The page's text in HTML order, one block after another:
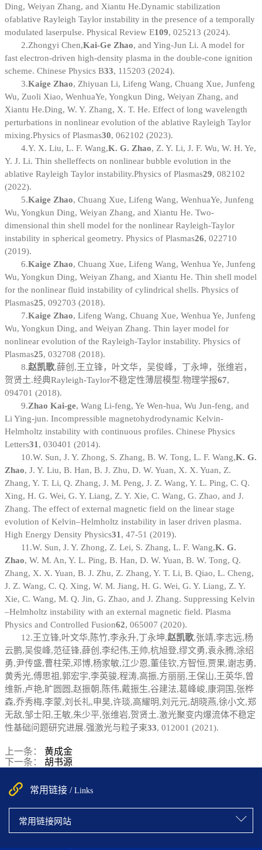
Ding, Weiyan Zhang, and Xiantu He.Dynamic stabilization
ofablative Rayleigh Taylor instability in the presence of a temporally
modulated laserpulse. Physical Review E109, 025213 (2024).
2.Zhongyi Chen,Kai-Ge Zhao, and Ying-Jun Li. A model for
fast electron-driven high-density plasma in the double-cone ignition
scheme. Chinese Physics B33, 115203 (2024).
3.Kaige Zhao, Zhiyuan Li, Lifeng Wang, Chuang Xue, Junfeng
Wu, Zuoli Xiao, WenhuaYe, Yongkun Ding, Weiyan Zhang, and
Xiantu He.Ding, W. Y. Zhang, X. T. He. Effect of long wavelength
perturbations in nonlinear evolution of the ablative Rayleigh Taylor
mixing.Physics of Plasmas30, 062102 (2023).
4.Y. X. Liu, L. F. Wang,K. G. Zhao, Z. Y. Li, J. F. Wu, W. H. Ye,
Y. J. Li. Thin shelleffects on nonlinear bubble evolution in the
ablative Rayleigh Taylor instability.Physics of Plasmas29, 082102
(2022).
5.Kaige Zhao, Chuang Xue, Lifeng Wang, WenhuaYe, Junfeng
Wu, Yongkun Ding, Weiyan Zhang, and Xiantu He. Two-
dimensional thin shell model for the nonlinear Rayleigh-Taylor
instability in spherical geometry. Physics of Plasmas26, 022710
(2019).
6.Kaige Zhao, Chuang Xue, Lifeng Wang, Wenhua Ye, Junfeng
Wu, Yongkun Ding, Weiyan Zhang, and Xiantu He. Thin shell model
for the nonlinear fluid instability of cylindrical shells. Physics of
Plasmas25, 092703 (2018).
7.Kaige Zhao, Lifeng Wang, Chuang Xue, Wenhua Ye, Junfeng
Wu, Yongkun Ding, and Weiyan Zhang. Thin layer model for
nonlinear evolution of the Rayleigh-Taylor instability. Physics of
Plasmas25, 032708 (2018).
8.赵凯歌,薛创 ,王立锋，叶文华，吴俊峰，丁永坤，张维岩，
贺贤土.经典Rayleigh-Taylor不稳定性薄层模型.物理学报67,
094701 (2018).
9.Zhao Kai-ge, Wang Li-feng, Ye Wen-hua, Wu Jun-feng, and
Li Ying-jun. Incompressible magnetohydrodynamic Kelvin-
Helmholtz instability with continuous profiles. Chinese Physics
Letters31, 030401 (2014).
10.W. Sun, J. Y. Zhong, S. Zhang, B. W. Tong, L. F. Wang,K. G.
Zhao, J. Y. Liu, B. Han, B. J. Zhu, D. W. Yuan, X. X. Yuan, Z.
Zhang, Y. T. Li, Q. Zhang, J. M. Peng, J. Z. Wang, Y. L. Ping, C. Q.
Xing, H. G. Wei, G. Y. Liang, Z. Y. Xie, C. Wang, G. Zhao, and J.
Zhang. The effect of external magnetic field on the linear stage
evolution of Kelvin–Helmholtz instability in laser driven plasma.
High Energy Density Physics31, 47-51 (2019).
11.W. Sun, J. Y. Zhong, Z. Lei, S. Zhang, L. F. Wang,K. G.
Zhao, W. M. An, Y. L. Ping, B. Han, D. W. Yuan, B. W. Tong, Q.
Zhang, X. X. Yuan, B. J. Zhu, Z. Zhang, Y. T. Li, B. Qiao, L. Cheng,
J. Z. Wang, C. Q. Xing, W. M. Jiang, H. G. Wei, G. Y. Liang, Z. Y.
Xie, C. Wang, M. Q. Jin, G. Zhao, and J. Zhang. Suppressing Kelvin
–Helmholtz instability with an external magnetic field. Plasma
Physics and Controlled Fusion62, 065007 (2020).
12.王立锋,叶文华, 陈竹,李永升,丁永坤,赵凯歌,张靖,李志远,杨
云鹏,吴俊峰,范征锋,薛创 ,李纪伟,王帅,杭旭登,缪文勇,袁永腾,涂绍
勇,尹传盛,曹柱荣,邓博,杨家敏,江少恩,董佳钦,方智恒,贾果,谢志勇,
黄秀光,傅思祖 ,郭宏宇,李英骏,程涛,高振,方丽丽,王保山,王英华,曾
维新,卢艳,旷圆圆 ,赵振朝, 陈伟,戴振生,谷建法,葛峰峻,康洞国 ,张桦
森,乔秀梅,李蒙,刘长礼,申昊,许琰,高耀明,刘元元,胡晓燕,徐小文,郑
无敌,邹士阳,王敏,朱少平,张维岩,贺贤土.激光聚变内爆流体不稳定
性基础问题研究进展.强激光与粒子束33, 012001 (2021).
上一条：
黄成金
下一条：
胡书源
常用链接 / Links
常用链接网站